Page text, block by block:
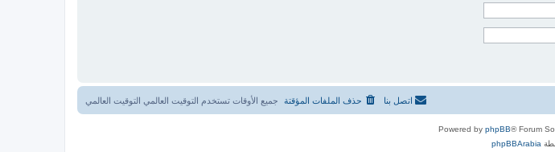
جميع الأوقات تستخدم التوقيت العالمي التوقيت العالمي حذف الملفات المؤقتة اتصل بنا
Powered by phpBB® Forum
phpBBArabia